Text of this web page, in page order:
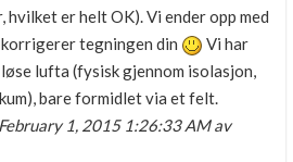
hvilket er helt OK). Vi ender opp med
korrigerer tegningen din
Vi har
lufta (fysisk gjennom isolasjon,
bare formidlet via et felt.
1, 2015 1:26:33 AM av